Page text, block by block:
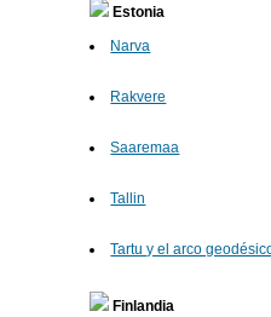
Estonia
Narva
Rakvere
Saaremaa
Tallin
Tartu y el arco
Finlandia